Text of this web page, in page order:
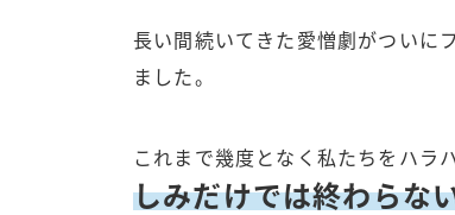
長い間続いてきた愛憎劇がついに
ました。
これまで幾度となく私たちをハラ
しみだけでは終わらな